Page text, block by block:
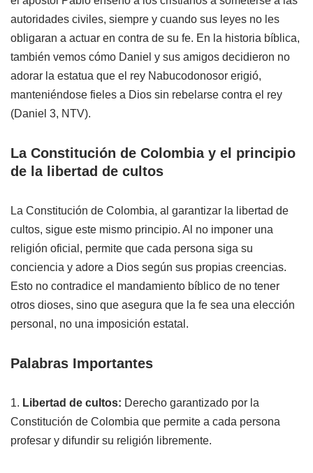
autoridades civiles, siempre y cuando sus leyes no les
obligaran a actuar en contra de su fe. En la historia bíblica,
también vemos cómo Daniel y sus amigos decidieron no
adorar la estatua que el rey Nabucodonosor erigió,
manteniéndose fieles a Dios sin rebelarse contra el rey
(Daniel 3, NTV).
La Constitución de Colombia y el principio
de la libertad de cultos
La Constitución de Colombia, al garantizar la libertad de
cultos, sigue este mismo principio. Al no imponer una
religión oficial, permite que cada persona siga su
conciencia y adore a Dios según sus propias creencias.
Esto no contradice el mandamiento bíblico de no tener
otros dioses, sino que asegura que la fe sea una elección
personal, no una imposición estatal.
Palabras Importantes
1. Libertad de cultos: Derecho garantizado por la
Constitución de Colombia que permite a cada persona
profesar y difundir su religión libremente.